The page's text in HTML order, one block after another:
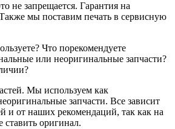
не запрещается. Гарантия на
мы поставим печать в сервисную
Что порекомендуете
или неоригинальные запчасти?
Мы используем как
запчасти. Все зависит
и от наших рекомендаций, так как на
оригинал.